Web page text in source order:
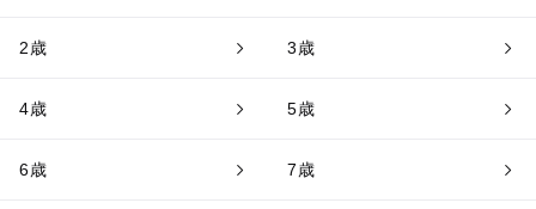
2歳 3歳
4歳 5歳
6歳 7歳